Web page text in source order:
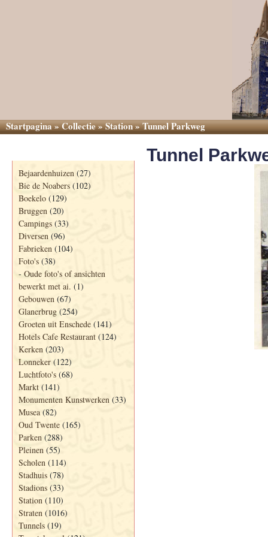
Startpagina»Collectie»Station»Tunnel Parkweg
Bejaardenhuizen (27)
Bie de Noabers (102)
Boekelo (129)
Bruggen (20)
Campings (33)
Diversen (96)
Fabrieken (104)
Foto's (38)
- Oude foto's of ansichten
bewerkt met ai. (1)
Gebouwen (67)
Glanerbrug (254)
Groeten uit Enschede (141)
Hotels Cafe Restaurant (124)
Kerken (203)
Lonneker (122)
Luchtfoto's (68)
Markt (141)
Monumenten Kunstwerken (33)
Musea (82)
Oud Twente (165)
Parken (288)
Pleinen (55)
Scholen (114)
Stadhuis (78)
Stadions (33)
Station (110)
Straten (1016)
Tunnels (19)
Tunnel